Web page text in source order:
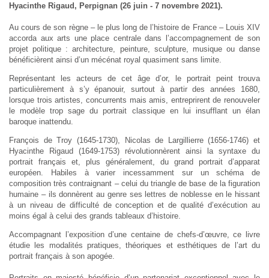
Hyacinthe Rigaud, Perpignan (26 juin - 7 novembre 2021).
Au cours de son règne – le plus long de l’histoire de France – Louis XIV
accorda aux arts une place centrale dans l’accompagnement de son
projet politique : architecture, peinture, sculpture, musique ou danse
bénéficièrent ainsi d’un mécénat royal quasiment sans limite.
Représentant les acteurs de cet âge d’or, le portrait peint trouva
particulièrement à s’y épanouir, surtout à partir des années 1680,
lorsque trois artistes, concurrents mais amis, entreprirent de renouveler
le modèle trop sage du portrait classique en lui insufflant un élan
baroque inattendu.
François de Troy (1645-1730), Nicolas de Largillierre (1656-1746) et
Hyacinthe Rigaud (1649-1753) révolutionnèrent ainsi la syntaxe du
portrait français et, plus généralement, du grand portrait d’apparat
européen. Habiles à varier incessamment sur un schéma de
composition très contraignant – celui du triangle de base de la figuration
humaine – ils donnèrent au genre ses lettres de noblesse en le hissant
à un niveau de difficulté de conception et de qualité d’exécution au
moins égal à celui des grands tableaux d’histoire.
Accompagnant l’exposition d’une centaine de chefs-d’œuvre, ce livre
étudie les modalités pratiques, théoriques et esthétiques de l’art du
portrait français à son apogée.